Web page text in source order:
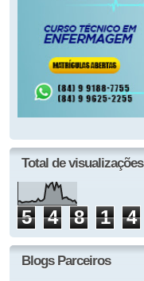
Total de visualizações
5 4 8 1 4
Blogs Parceiros